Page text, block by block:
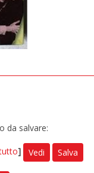
da salvare:
] Vedi Salva